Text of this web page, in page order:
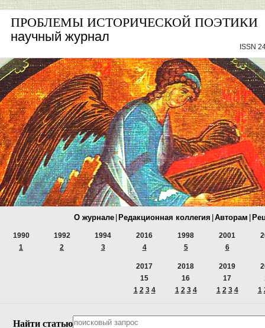
ПРОБЛЕМЫ ИСТОРИЧЕСКОЙ ПОЭТИКИ
научный журнал
ISSN
О журнале Редакционная коллегия Авторам
1990
1
1992
2
1994
3
2016
4
1998
5
2001
6
2017
15
1 2 3 4
2018
16
1 2 3 4
2019
17
1 2 3 4
1
Найти статью